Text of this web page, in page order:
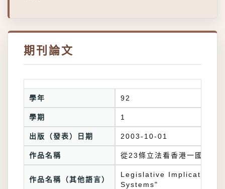
期刊論文
學年 92
學期 1
出版（發表）日期 2003-10-01
作品名稱 從23條立法看香港一國兩制
作品名稱（其他語言）
Legislative Implications
Systems"